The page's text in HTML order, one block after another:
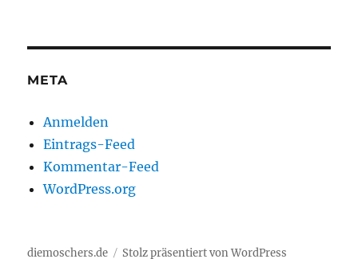
META
Anmelden
Eintrags-Feed
Kommentar-Feed
WordPress.org
diemoschers.de Stolz präsentiert von WordPress